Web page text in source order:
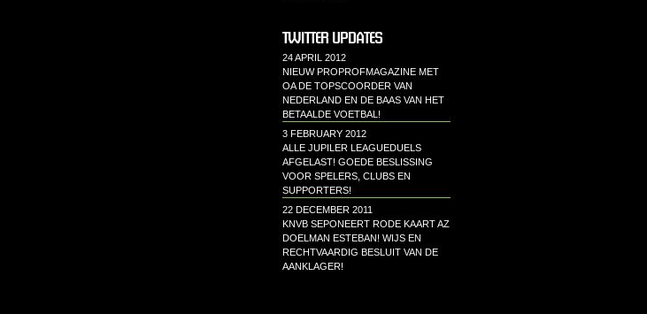
TWITTER UPDATES
24 APRIL 2012
NIEUW PROPROFMAGAZINE MET
OA DE TOPSCOORDER VAN
NEDERLAND EN DE BAAS VAN HET
BETAALDE VOETBAL!
3 FEBRUARY 2012
ALLE JUPILER LEAGUEDUELS
AFGELAST! GOEDE BESLISSING
VOOR SPELERS, CLUBS EN
SUPPORTERS!
22 DECEMBER 2011
KNVB SEPONEERT RODE KAART AZ
DOELMAN ESTEBAN! WIJS EN
RECHTVAARDIG BESLUIT VAN DE
AANKLAGER!